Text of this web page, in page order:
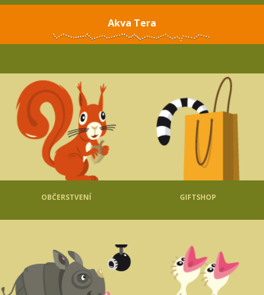
Akva Tera
OBČERSTVENÍ GIFTSHOP